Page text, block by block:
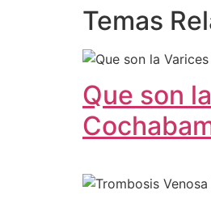
Temas
Que son